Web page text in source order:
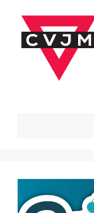
Inhalt
springen